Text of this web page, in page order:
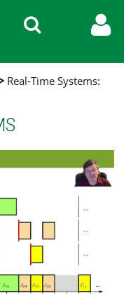
Real-Time Systems: